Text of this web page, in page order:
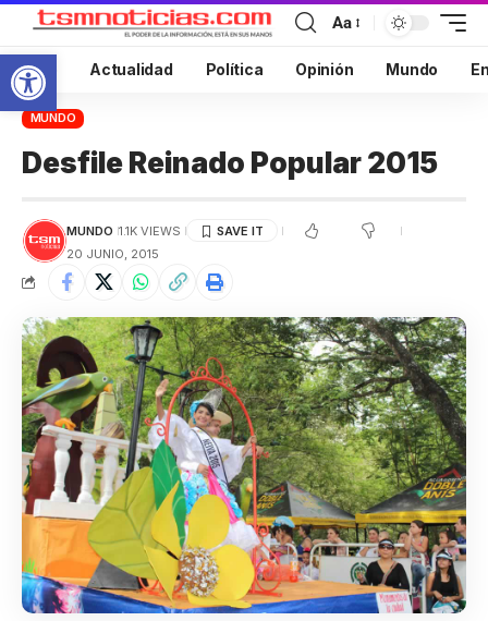
Abrir barra de herramientas
Aa
Inicio Actualidad Política Opinión Mundo
MUNDO
Desfile Reinado Popular 2015
MUNDO 1.1K VIEWS
20 JUNIO, 2015